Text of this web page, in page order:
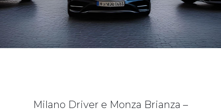
Milano Driver e Monza Brianza –